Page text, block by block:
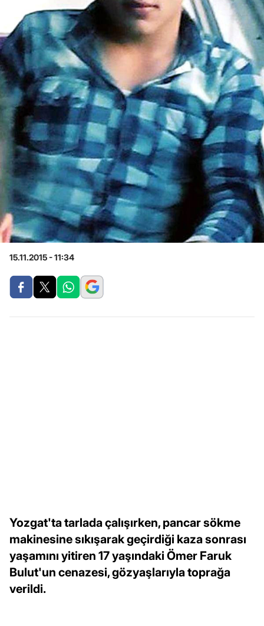
15.11.2015 - 11:34
Yozgat'ta tarlada çalışırken, pancar sökme
makinesine sıkışarak geçirdiği kaza sonrası
yaşamını yitiren 17 yaşındaki Ömer Faruk
Bulut'un cenazesi, gözyaşlarıyla toprağa
verildi.